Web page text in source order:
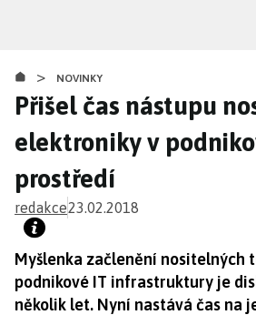
obsahu
> NOVINKY
Přišel čas nástupu
elektroniky v
prostředí
redakce23.02.2018
Myšlenka začlenění nositelných
podnikové IT infrastruktury je
několik let. Nyní nastává čas na